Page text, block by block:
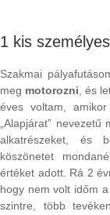
1 kis
Szakmai
meg motorozni , és
éves voltam,
„Alapjárat”
alkatrészeket, és
köszönetet
értéket adott. Rá 2
hogy nem volt időm
szintre, több